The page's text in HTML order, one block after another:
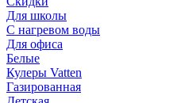
Для школы
С нагревом воды
Для офиса
Белые
Кулеры Vatten
Газированная